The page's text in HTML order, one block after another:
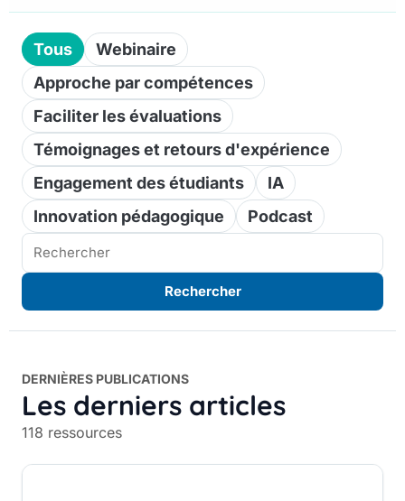
Tous
Webinaire
Approche par compétences
Faciliter les évaluations
Témoignages et retours d'expérience
Engagement des étudiants
IA
Innovation pédagogique
Podcast
Rechercher
DERNIÈRES PUBLICATIONS
Les derniers articles
118 ressources